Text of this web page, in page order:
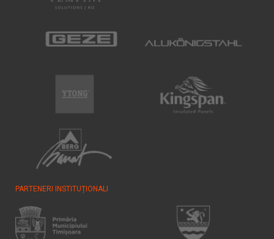
PARTENERI INSTITUȚIONALI